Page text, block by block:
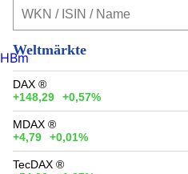
Weltmärkte
DAX ®
+148,29
+0,57%
MDAX ®
+4,79
+0,01%
TecDAX ®
HBm